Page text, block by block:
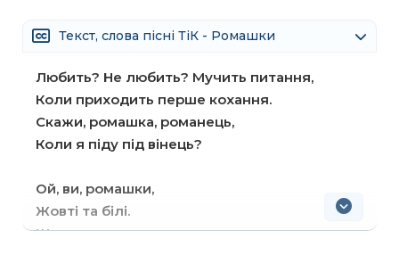
Текст, слова пісні ТіК - Ромашки
Любить? Не любить? Мучить питання,
Коли приходить перше кохання.
Скажи, ромашка, романець,
Коли я піду під вінець?
Ой, ви, ромашки,
Жовті та білі.
Що ж ви, ромашки,